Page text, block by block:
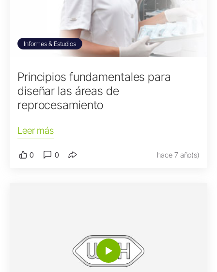
Informes & Estudios
Principios fundamentales para
diseñar las áreas de
reprocesamiento
Leer más
0 0 hace 7 año(s)